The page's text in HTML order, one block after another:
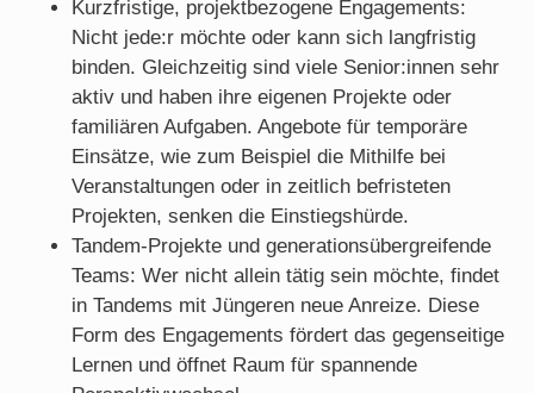
Kurzfristige, projektbezogene Engagements:
Nicht jede:r möchte oder kann sich langfristig
binden. Gleichzeitig sind viele Senior:innen sehr
aktiv und haben ihre eigenen Projekte oder
familiären Aufgaben. Angebote für temporäre
Einsätze, wie zum Beispiel die Mithilfe bei
Veranstaltungen oder in zeitlich befristeten
Projekten, senken die Einstiegshürde.
Tandem-Projekte und generationsübergreifende
Teams: Wer nicht allein tätig sein möchte, findet
in Tandems mit Jüngeren neue Anreize. Diese
Form des Engagements fördert das gegenseitige
Lernen und öffnet Raum für spannende